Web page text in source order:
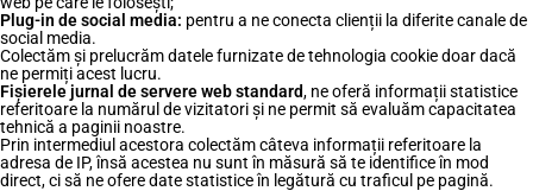
Plug-in de social media: pentru a ne conecta clienții la diferite canale de
social media.
Colectăm și prelucrăm datele furnizate de tehnologia cookie doar dacă
ne permiți acest lucru.
Fișierele jurnal de servere web standard, ne oferă informații statistice
referitoare la numărul de vizitatori și ne permit să evaluăm capacitatea
tehnică a paginii noastre.
Prin intermediul acestora colectăm câteva informații referitoare la
adresa de IP, însă acestea nu sunt în măsură să te identifice în mod
direct, ci să ne ofere date statistice în legătură cu traficul pe pagină.